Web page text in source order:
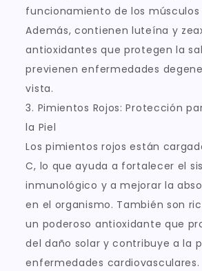
funcionamiento de los músculos
Además, contienen luteína y
antioxidantes que protegen la
previenen enfermedades
vista.
3. Pimientos Rojos: Protección
la Piel
Los pimientos rojos están
C, lo que ayuda a fortalecer el
inmunológico y a mejorar la
en el organismo. También son
un poderoso antioxidante que
del daño solar y contribuye a la
enfermedades cardiovasculares.